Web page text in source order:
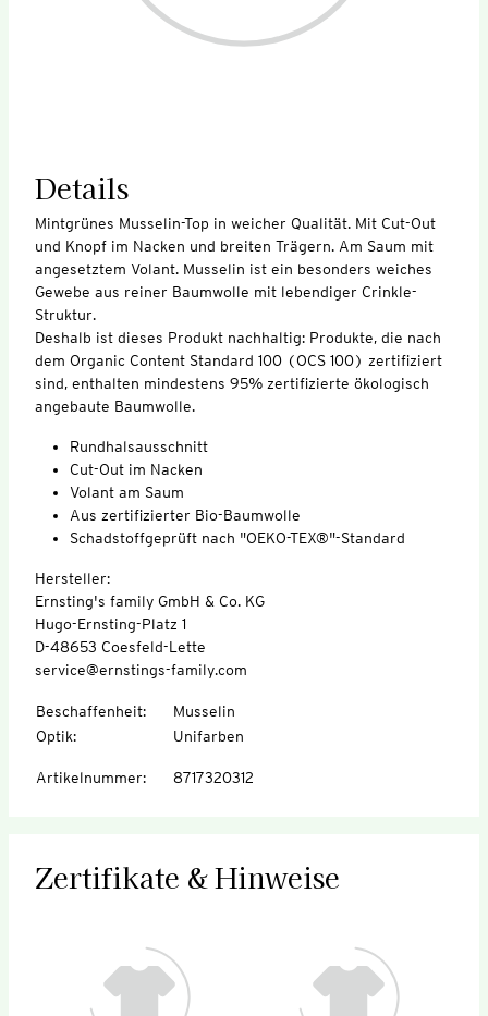
Details
Mintgrünes Musselin-Top in weicher Qualität. Mit Cut-Out
und Knopf im Nacken und breiten Trägern. Am Saum mit
angesetztem Volant. Musselin ist ein besonders weiches
Gewebe aus reiner Baumwolle mit lebendiger Crinkle-
Struktur.
Deshalb ist dieses Produkt nachhaltig: Produkte, die nach
dem Organic Content Standard 100 (OCS 100) zertifiziert
sind, enthalten mindestens 95% zertifizierte ökologisch
angebaute Baumwolle.
Rundhalsausschnitt
Cut-Out im Nacken
Volant am Saum
Aus zertifizierter Bio-Baumwolle
Schadstoffgeprüft nach "OEKO-TEX®"-Standard
Hersteller:
Ernsting's family GmbH & Co. KG
Hugo-Ernsting-Platz 1
D-48653 Coesfeld-Lette
service@ernstings-family.com
Beschaffenheit:
Musselin
Optik: Unifarben
Artikelnummer: 8717320312
Zertifikate & Hinweise